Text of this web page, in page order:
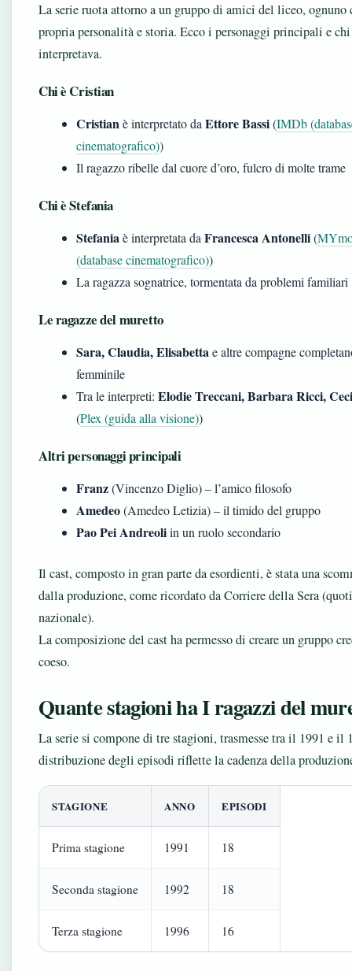
La serie ruota attorno a un gruppo di amici del liceo, ognuno
propria personalità e storia. Ecco i personaggi principali e
interpretava.
Chi è Cristian
Cristianè interpretato da Ettore Bassi(IMDb
cinematografico))
Il ragazzo ribelle dal cuore d’oro, fulcro di molte trame
Chi è Stefania
Stefaniaè interpretata da Francesca Antonelli(
(database cinematografico))
La ragazza sognatrice, tormentata da problemi familiari
Le ragazze del muretto
Sara, Claudia, Elisabettae altre compagne
femminile
Tra le interpreti: Elodie Treccani, Barbara Ricci,
(Plex (guida alla visione))
Altri personaggi principali
Franz(Vincenzo Diglio) – l’amico filosofo
Amedeo(Amedeo Letizia) – il timido del gruppo
Pao Pei Andreoliin un ruolo secondario
Il cast, composto in gran parte da esordienti, è stata una
dalla produzione, come ricordato da Corriere della Sera
nazionale).
La composizione del cast ha permesso di creare un gruppo
coeso.
Quante stagioni ha I ragazzi del
La serie si compone di tre stagioni, trasmesse tra il 1991 e il
distribuzione degli episodi riflette la cadenza della
STAGIONE ANNO EPISODI
Prima stagione 1991 18
Seconda stagione 1992 18
Terza stagione 1996 16